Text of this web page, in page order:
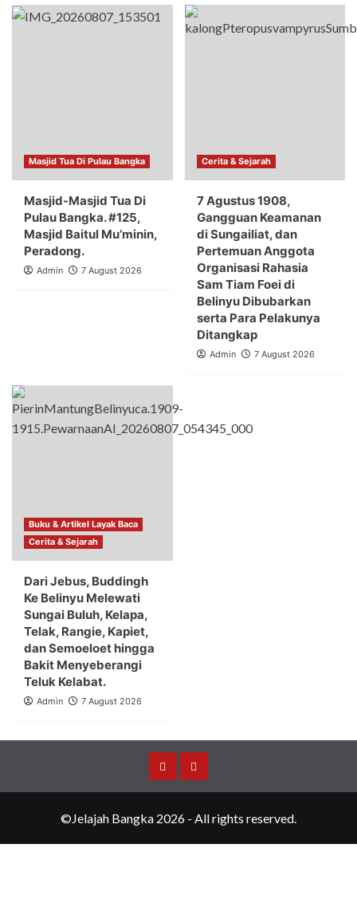
Masjid Tua Di Pulau Bangka
Masjid-Masjid Tua Di
Pulau Bangka. #125,
Masjid Baitul Mu’minin,
Peradong.
Admin 7 August 2026
Cerita & Sejarah
7 Agustus 1908,
Gangguan Keamanan
di Sungailiat, dan
Pertemuan Anggota
Organisasi Rahasia
Sam Tiam Foei di
Belinyu Dibubarkan
serta Para Pelakunya
Ditangkap
Admin 7 August 2026
Buku & Artikel Layak Baca
Cerita & Sejarah
Dari Jebus, Buddingh
Ke Belinyu Melewati
Sungai Buluh, Kelapa,
Telak, Rangie, Kapiet,
dan Semoeloet hingga
Bakit Menyeberangi
Teluk Kelabat.
Admin 7 August 2026
Merchandise
Events
©Jelajah Bangka 2026 - All rights reserved.